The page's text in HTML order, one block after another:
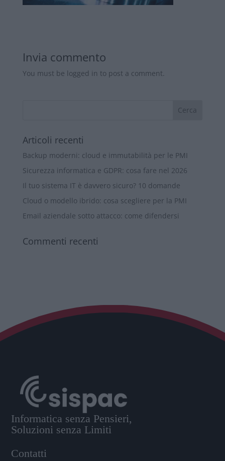
Invia commento
You must be logged in to post a comment.
Articoli recenti
Backup moderni: cloud e immutabilità per le PMI
Sicurezza informatica e GDPR: cosa fare nel 2026
Il tuo sistema IT è davvero sicuro? 10 domande
Cloud o modello ibrido: cosa scegliere per la PMI
Email aziendale sotto attacco: come difendersi
Commenti recenti
Informatica senza Pensieri,
Soluzioni senza Limiti
Contatti